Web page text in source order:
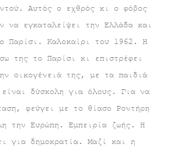
Αυτός ο εχθρός κι ο φόβος
να εγκαταλείψει την Ελλάδα και
Παρίσι. Καλοκαίρι του 1962. Η
της το Παρίσι κι επιστρέφει
οικογένειά της, με τα παιδιά
δύσκολη για όλους. Για να
φεύγει με το θίασο Ροντήρη
την Ευρώπη. Εμπειρία ζωής. Η
για δημοκρατία. Μαζί και η